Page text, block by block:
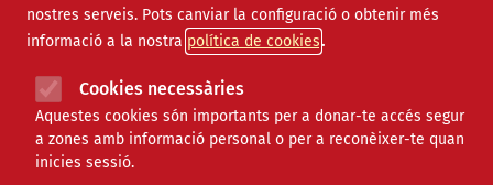
nostres serveis. Pots canviar la configuració o obtenir més
informació a la nostra política de cookies
Cookies necessàries
Aquestes cookies són importants per a donar-te accés segur
a zones amb informació personal o per a reconèixer-te quan
inicies sessió.
Tots | Econòmic | Jurídic | Projectes | Tecnològic |
Formació | Finançament | Biblioteca |
Ofertes de feina
Webinars
Àmbit